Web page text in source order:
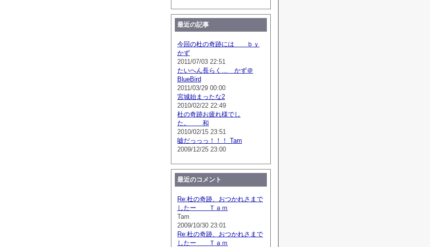
最近の記事
今回の杜の奇跡には ｂｙ
かず
2011/07/03 22:51
たいへん長らく… かず＠
BlueBird
2011/03/29 00:00
宮城始まったな2
2010/02/22 22:49
杜の奇跡お疲れ様でし
た。 和
2010/02/15 23:51
嘘だっっっ！！！ Tam
2009/12/25 23:00
最近のコメント
Re:杜の奇跡、おつかれさまで
したー Ｔａｍ
Tam
2009/10/30 23:01
Re:杜の奇跡、おつかれさまで
したー Ｔａｍ